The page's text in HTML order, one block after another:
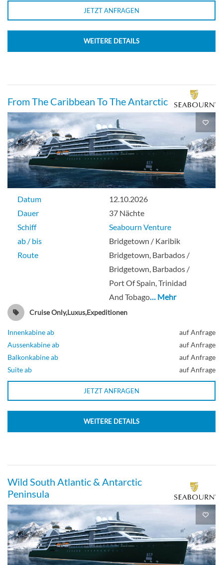
JETZT ANFRAGEN
WEITERE DETAILS
From The Caribbean To The Antarctic
Datum
12.10.2026
Dauer
37 Nächte
Schiff
Seabourn Venture
ab / bis
Bridgetown / Karibik
Route
Bridgetown, Barbados /
Bridgetown, Barbados /
Port Of Spain, Trinidad
And Tobago… Mehr
Cruise Only,Luxus,Expeditionen
Innenkabine ab
auf Anfrage
Aussenkabine ab
auf Anfrage
Balkonkabine ab
auf Anfrage
Suite ab
auf Anfrage
JETZT ANFRAGEN
WEITERE DETAILS
Wild South Atlantic & Antarctic
Peninsula